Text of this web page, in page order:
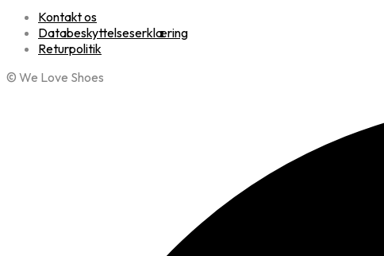
Kontakt os
Databeskyttelseserklæring
Returpolitik
© We Love Shoes